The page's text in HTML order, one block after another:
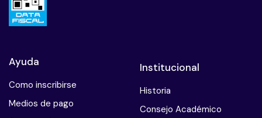
Mala praxis en psicoterapia
El paciente suicida
Ayuda
Como inscribirse
Medios de pago
Institucional
Historia
Consejo Académico